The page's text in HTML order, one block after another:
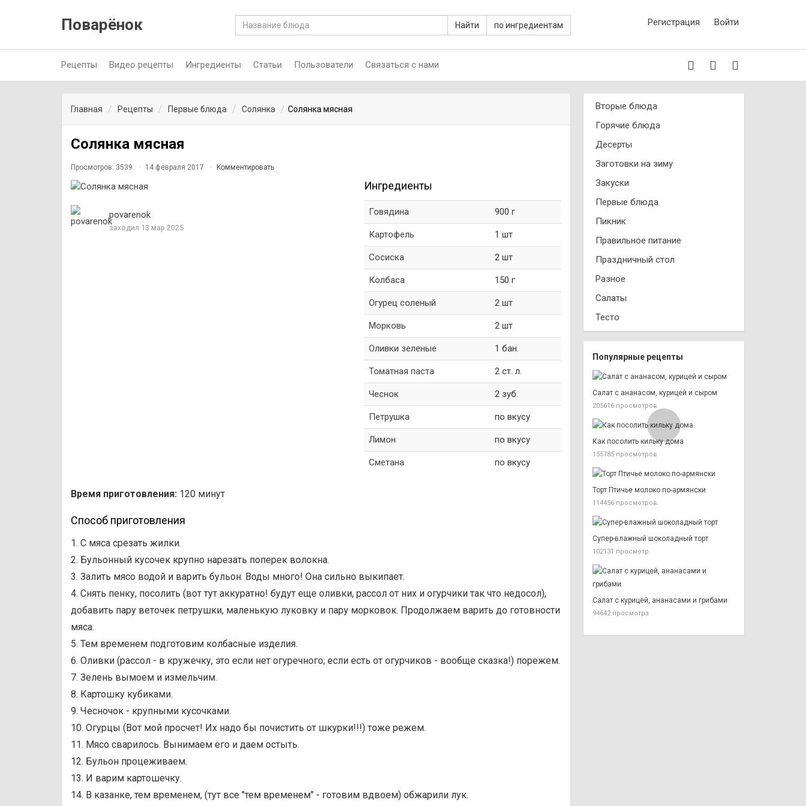
Поварёнок Найти по ингредиентам Регистрация Войти
Рецепты Видео рецепты Ингредиенты Статьи Пользователи Связаться с нами
Главная Рецепты Первые блюда Солянка Солянка мясная
Солянка мясная
Просмотров: 3539 14 февраля 2017 Комментировать
povarenok
заходил 13 мар 2025
Ингредиенты
Говядина 900 г
Картофель 1 шт
Сосиска 2 шт
Колбаса 150 г
Огурец соленый 2 шт
Морковь 2 шт
Оливки зеленые 1 бан.
Томатная паста 2 ст. л.
Чеснок 2 зуб.
Петрушка по вкусу
Лимон по вкусу
Сметана по вкусу
Время приготовления: 120 минут
Способ приготовления
1. С мяса срезать жилки.
2. Бульонный кусочек крупно нарезать поперек волокна.
3. Залить мясо водой и варить бульон. Воды много! Она сильно выкипает.
4. Снять пенку, посолить (вот тут аккуратно! будут еще оливки, рассол от них и огурчики так что недосол),
добавить пару веточек петрушки, маленькую луковку и пару морковок. Продолжаем варить до готовности
мяса.
5. Тем временем подготовим колбасные изделия.
6. Оливки (рассол - в кружечку, это если нет огуречного; если есть от огурчиков - вообще сказка!) порежем.
7. Зелень вымоем и измельчим.
8. Картошку кубиками.
9. Чесночок - крупными кусочками.
10. Огурцы (Вот мой просчет! Их надо бы почистить от шкурки!!!) тоже режем.
11. Мясо сварилось. Вынимаем его и даем остыть.
12. Бульон процеживаем.
13. И варим картошечку.
14. В казанке, тем временем, (тут все "тем временем" - готовим вдвоем) обжарили лук.
Вторые блюда
Горячие блюда
Десерты
Заготовки на зиму
Закуски
Первые блюда
Пикник
Правильное питание
Праздничный стол
Разное
Салаты
Тесто
Популярные рецепты
Салат с ананасом, курицей и сыром
205616 просмотров
Как посолить кильку дома
155785 просмотров
Торт Птичье молоко по-армянски
114456 просмотров
Супер-влажный шоколадный торт
102131 просмотр
Салат с курицей, ананасами и грибами
94642 просмотра